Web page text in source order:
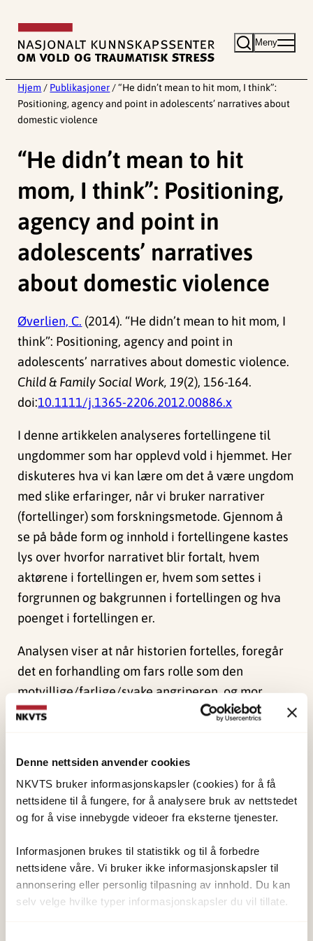
Denne nettsiden anvender cookies
NKVTS bruker informasjonskapsler (cookies) for å få
nettsidene til å fungere, for å analysere bruk av nettstedet
og for å vise innebygde videoer fra eksterne tjenester.
Informasjonen brukes til statistikk og til å forbedre
nettsidene våre. Vi bruker ikke informasjonskapsler til
annonsering eller personlig tilpasning av innhold. Du kan
selv velge hvilke typer informasjonskapsler du vil tillate.
innhold
Meny
Hjem / Publikasjoner / “He didn’t mean to hit mom, I think”:
Positioning, agency and point in adolescents’ narratives about
domestic violence
“He didn’t mean to hit
mom, I think”: Positioning,
agency and point in
adolescents’ narratives
about domestic violence
Øverlien, C. (2014). “He didn’t mean to hit mom, I
think”: Positioning, agency and point in
adolescents’ narratives about domestic violence.
Child & Family Social Work, 19(2), 156-164.
doi:10.1111/j.1365-2206.2012.00886.x
I denne artikkelen analyseres fortellingene til
ungdommer som har opplevd vold i hjemmet. Her
diskuteres hva vi kan lære om det å være ungdom
med slike erfaringer, når vi bruker narrativer
(fortellinger) som forskningsmetode. Gjennom å
se på både form og innhold i fortellingene kastes
lys over hvorfor narrativet blir fortalt, hvem
aktørene i fortellingen er, hvem som settes i
forgrunnen og bakgrunnen i fortellingen og hva
poenget i fortellingen er.
Analysen viser at når historien fortelles, foregår
det en forhandling om fars rolle som den
motvillige/farlige/svake angriperen, og mor
settes både i bakgrunnen som offer, og i
personer med makt til å endre handlingsforløpet,
til å beskytte og å stoppe volden. Poenget i
aggressive parten, og å beskrive hvor viktig
barnas rolle er. Bildet av far, mor og barn stiller
spørsmål ved den tradisjonelle forståelsen av far